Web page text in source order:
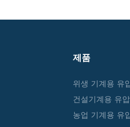
제품
위생 기계용 유
건설기계용 유
농업 기계용 유